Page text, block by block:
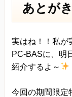
あとがき
実はね！！私が
PC-BASに、明
紹介するよ～
今回の期間限定